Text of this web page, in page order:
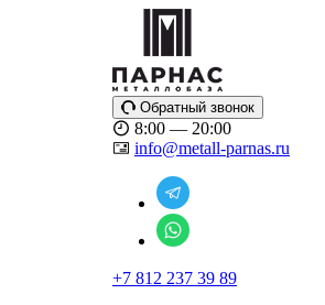
Обратный звонок
8:00 — 20:00
info@metall-parnas.ru
+7 812 237 39 89